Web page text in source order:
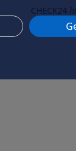
CHECK24